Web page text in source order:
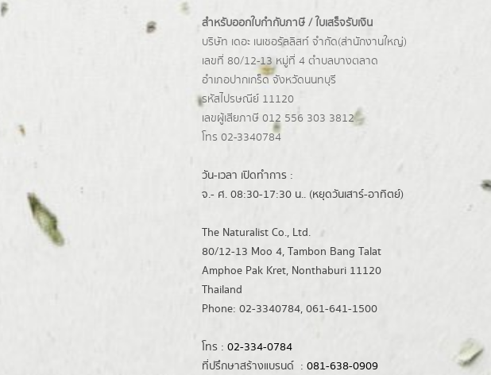
สำหรับออกใบกำกับภาษี / ใบเสร็จรับเงิน
บริษัท เดอะ เนเชอรัลลิสท์ จำกัด(ส่านักงานใหญ่)
เลขที่ 80/12-13 หมู่ที่ 4 ตำบลบางตลาด
อำเภอปากเกร็ดจังหวัดนนทบุรี
รหัสไปรษณีย์ 11120
เลขผู้เสียภาษี 012 556 303 3812
โทร 02-3340784
วัน-เวลา เปิดทำการ :
จ.- ศ. 08:30-17:30 น.. (หยุดวันเสาร์-อาทิตย์)
The Naturalist Co., Ltd.
80/12-13 Moo 4, Tambon Bang Talat
Amphoe Pak Kret, Nonthaburi 11120
Thailand
Phone: 02-3340784, 061-641-1500
โทร : 02-334-0784
ที่ปรึกษาสร้างแบรนด์ : 081-638-0909